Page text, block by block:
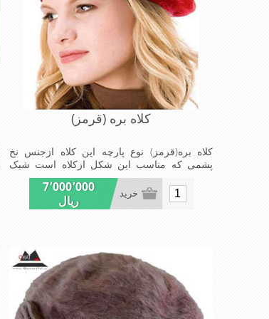
کلاه بره (قرمز)
کلاه بره(قرمز) نوع پارچه این کلاه ازجنس نخ
پشمی که مناسب این شکل ازکلاه است شیک
ومناسب افرادخوش پوش جنس عالی,بافتی
مناسب,سبکی,خوش فرمی ازدیگرخصوصیات این
کلاه بره می باشند
7٬000٬000
ریال
خرید